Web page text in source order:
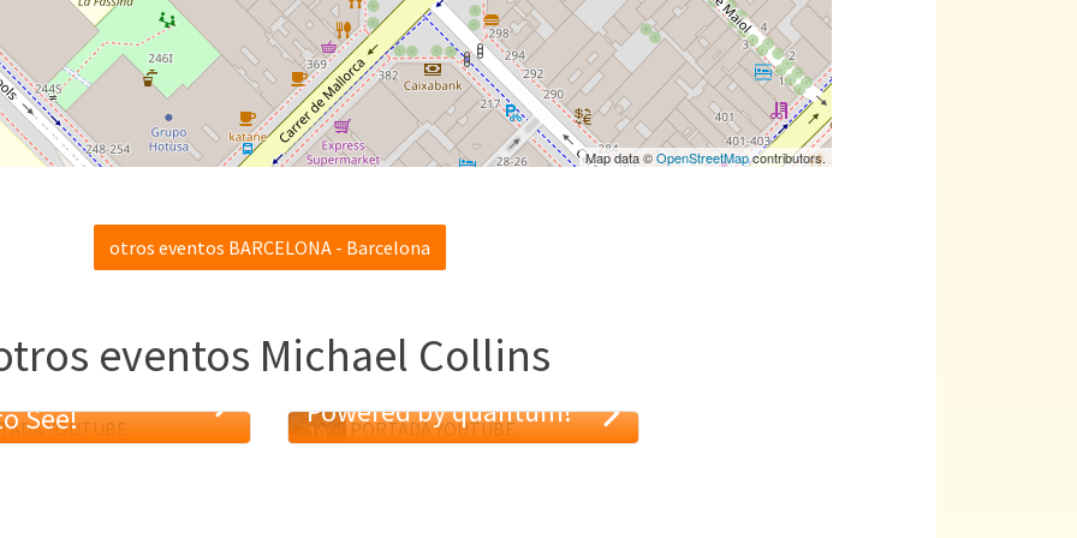
Map data ©OpenStreetMapcontributors.
otros eventos BARCELONA - Barcelona
eventos Michael Collins
See!
19
Powered by quantum!